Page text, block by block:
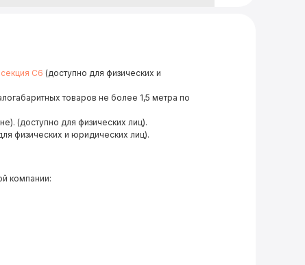
С6 (доступно для физических и
товаров не более 1,5 метра по
(доступно для физических лиц).
физических и юридических лиц).
компании: